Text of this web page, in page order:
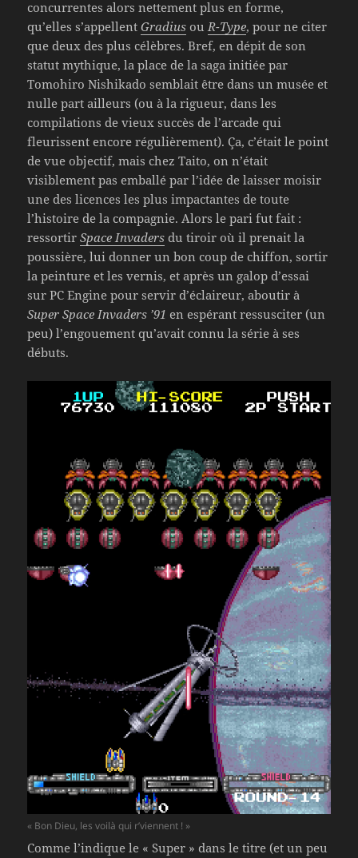
concurrentes alors nettement plus en forme,
qu’elles s’appellentGradius ouR-Type, pour ne citer
que deux des plus célèbres. Bref, en dépit de son
statut mythique, la place de la saga initiée par
Tomohiro Nishikado semblait être dans un musée et
nulle part ailleurs (ou à la rigueur, dans les
compilations de vieux succès de l’arcade qui
fleurissent encore régulièrement). Ça, c’était le point
de vue objectif, mais chez Taito, on n’était
visiblement pas emballé par l’idée de laisser moisir
une des licences les plus impactantes de toute
l’histoire de la compagnie. Alors le pari fut fait :
ressortirSpace Invaders du tiroir où il prenait la
poussière, lui donner un bon coup de chiffon, sortir
la peinture et les vernis, et après un galop d’essai
sur PC Engine pour servir d’éclaireur, aboutir à
Super Space Invaders ’91 en espérant ressusciter (un
peu) l’engouement qu’avait connu la série à ses
débuts.
« Bon Dieu, les voilà qui r’viennent ! »
Comme l’indique le « Super » dans le titre (et un peu